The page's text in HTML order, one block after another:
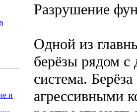
и
Разрушение
Одной из
берёзы рядом с
система.
агрессивными